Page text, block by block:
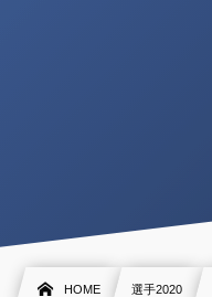
HOME 選手2020